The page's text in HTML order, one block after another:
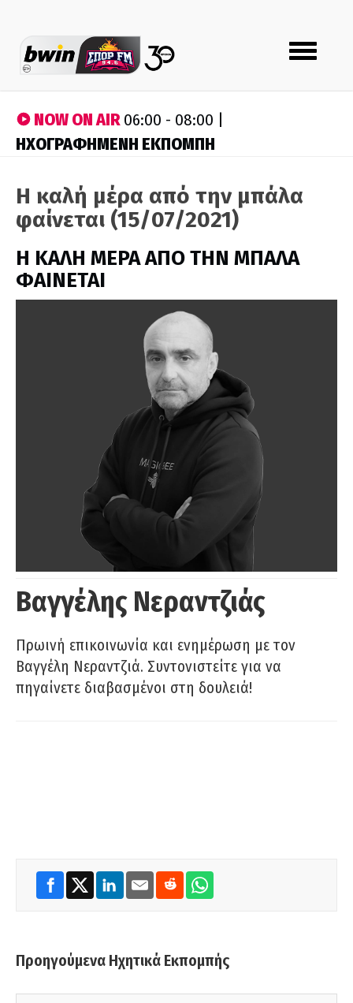
Toggle
navigation
NOW ON AIR06:00 - 08:00 |
ΗΧΟΓΡΑΦΗΜΕΝΗ ΕΚΠΟΜΠΗ
Η καλή μέρα από την μπάλα
φαίνεται (15/07/2021)
H ΚΑΛΗ ΜΕΡΑ ΑΠΟ ΤΗΝ ΜΠΑΛΑ
ΦΑΙΝΕΤΑΙ
Βαγγέλης Νεραντζιάς
Πρωινή επικοινωνία και ενημέρωση με τον
Βαγγέλη Νεραντζιά. Συντονιστείτε για να
πηγαίνετε διαβασμένοι στη δουλειά!
Προηγούμενα Ηχητικά Εκπομπής